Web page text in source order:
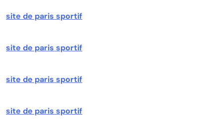
site de paris sportif
site de paris sportif
site de paris sportif
site de paris sportif